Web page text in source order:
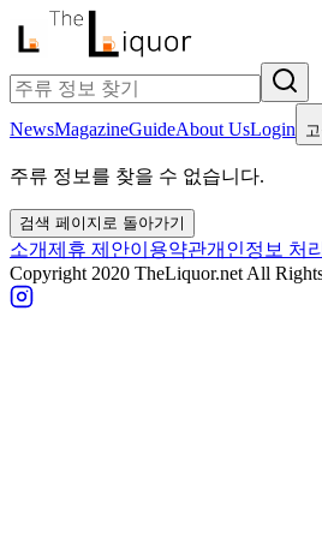
NewsMagazineGuideAbout UsLogin
주류 정보를 찾을 수 없습니다.
검색 페이지로 돌아가기
소개제휴 제안이용약관개인정보 처
Copyright 2020 TheLiquor.net All